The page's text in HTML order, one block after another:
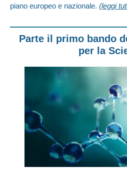
piano europeo e nazionale. (leggi
Parte il primo bando
per la